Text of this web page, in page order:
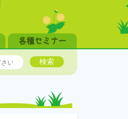
各種セミナー
検索